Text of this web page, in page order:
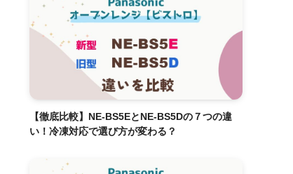
【徹底比較】NE-BS5EとNE-BS5Dの７つの違
い！冷凍対応で選び方が変わる？